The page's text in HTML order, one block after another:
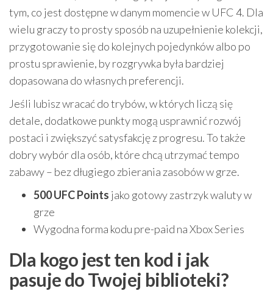
tym, co jest dostępne w danym momencie w UFC 4. Dla
wielu graczy to prosty sposób na uzupełnienie kolekcji,
przygotowanie się do kolejnych pojedynków albo po
prostu sprawienie, by rozgrywka była bardziej
dopasowana do własnych preferencji.
Jeśli lubisz wracać do trybów, w których liczą się
detale, dodatkowe punkty mogą usprawnić rozwój
postaci i zwiększyć satysfakcję z progresu. To także
dobry wybór dla osób, które chcą utrzymać tempo
zabawy – bez długiego zbierania zasobów w grze.
500 UFC Points jako gotowy zastrzyk waluty w
grze
Wygodna forma kodu pre-paid na Xbox Series
Dla kogo jest ten kod i jak
pasuje do Twojej biblioteki?